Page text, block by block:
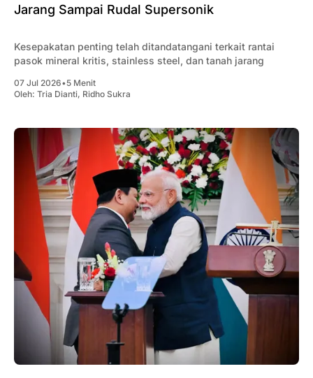
Jarang Sampai Rudal Supersonik
Kesepakatan penting telah ditandatangani terkait rantai
pasok mineral kritis, stainless steel, dan tanah jarang
07 Jul 2026•5 Menit
Oleh: Tria Dianti, Ridho Sukra